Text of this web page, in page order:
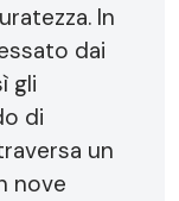
In
dai
gli
di
un
nove